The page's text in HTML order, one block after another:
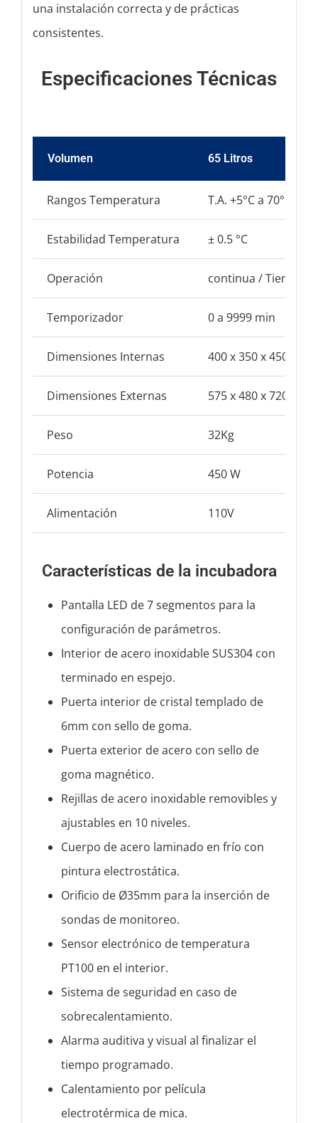
una instalación correcta y de prácticas
consistentes.
Especificaciones Técnicas
Volumen 65 Litros
Rangos Temperatura T.A. +5°C a 70°C
Estabilidad Temperatura ± 0.5 °C
Operación continua / Tiempo
Temporizador 0 a 9999 min
Dimensiones Internas 400 x 350 x 450 mm
Dimensiones Externas 575 x 480 x 720 mm
Peso 32Kg
Potencia 450 W
Alimentación 110V
Características de la incubadora
Pantalla LED de 7 segmentos para la
configuración de parámetros.
Interior de acero inoxidable SUS304 con
terminado en espejo.
Puerta interior de cristal templado de
6mm con sello de goma.
Puerta exterior de acero con sello de
goma magnético.
Rejillas de acero inoxidable removibles y
ajustables en 10 niveles.
Cuerpo de acero laminado en frío con
pintura electrostática.
Orificio de Ø35mm para la inserción de
sondas de monitoreo.
Sensor electrónico de temperatura
PT100 en el interior.
Sistema de seguridad en caso de
sobrecalentamiento.
Alarma auditiva y visual al finalizar el
tiempo programado.
Calentamiento por película
electrotérmica de mica.